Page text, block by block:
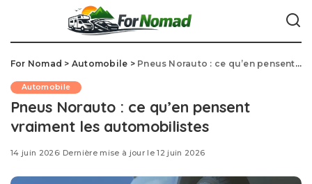
For Nomad > Automobile > Pneus Norauto : ce qu’en pensent vraiment les automobilistes
Automobile
Pneus Norauto : ce qu’en pensent
vraiment les automobilistes
14 juin 2026 Dernière mise à jour le 12 juin 2026